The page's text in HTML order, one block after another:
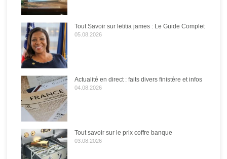
Tout Savoir sur letitia james : Le Guide Complet
05.08.2026
Actualité en direct : faits divers finistère et infos
04.08.2026
Tout savoir sur le prix coffre banque
03.08.2026